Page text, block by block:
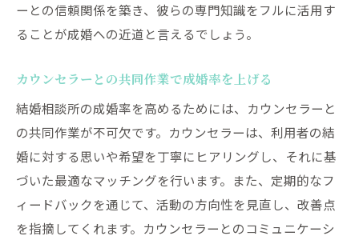
ーとの信頼関係を築き、彼らの専門知識をフルに活用す
ることが成婚への近道と言えるでしょう。
カウンセラーとの共同作業で成婚率を上げる
結婚相談所の成婚率を高めるためには、カウンセラーと
の共同作業が不可欠です。カウンセラーは、利用者の結
婚に対する思いや希望を丁寧にヒアリングし、それに基
づいた最適なマッチングを行います。また、定期的なフ
ィードバックを通じて、活動の方向性を見直し、改善点
を指摘してくれます。カウンセラーとのコミュニケーシ